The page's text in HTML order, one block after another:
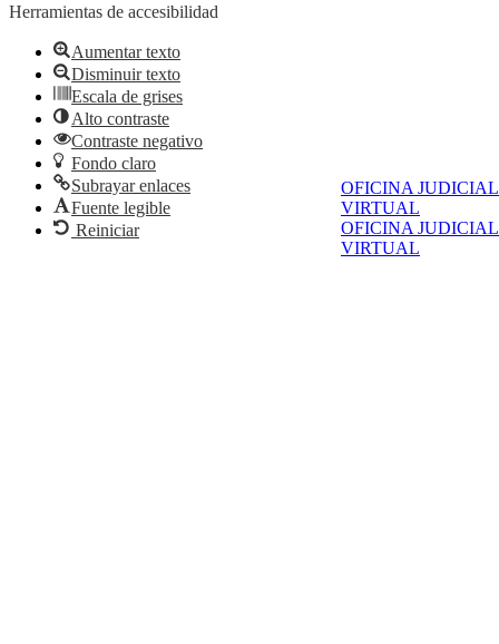
OFICINA JUDICIAL
VIRTUAL
OFICINA JUDICIAL
VIRTUAL
Herramientas de accesibilidad
Aumentar texto
Disminuir texto
Escala de grises
Alto contraste
Contraste negativo
Fondo claro
Subrayar enlaces
Fuente legible
Reiniciar